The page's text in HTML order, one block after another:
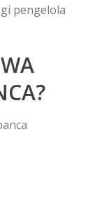
pengelola